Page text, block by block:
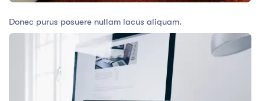
Donec purus posuere nullam lacus aliquam.